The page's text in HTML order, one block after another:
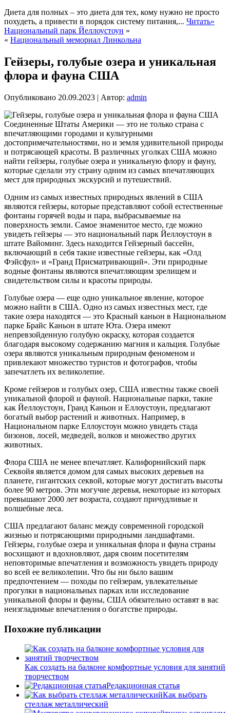
Диета для полных – это диета для тех, кому нужно не просто
похудеть, а привести в порядок систему питания,... Читать»
Национальный парк Йеллоустоун »
« Национальный мемориал Линкольна
Гейзеры, голубые озера и уникальная
флора и фауна США
Опубликовано 20.09.2023 | Автор: admin
Соединенные Штаты Америки — это не только страна с
впечатляющими городами и культурными
достопримечательностями, но и земля удивительной природы
и потрясающей красоты. В различных уголках США можно
найти гейзеры, голубые озера и уникальную флору и фауну,
которые сделали эту страну одним из самых впечатляющих
мест для природных экскурсий и путешествий.
Одним из самых известных природных явлений в США
являются гейзеры, которые представляют собой естественные
фонтаны горячей воды и пара, выбрасываемые на
поверхность земли. Самое знаменитое место, где можно
увидеть гейзеры — это национальный парк Йеллоустоун в
штате Вайоминг. Здесь находится Гейзерный бассейн,
включающий в себя такие известные гейзеры, как «Олд
Фэйсфул» и «Гранд Присматривающий». Эти природные
водные фонтаны являются впечатляющим зрелищем и
свидетельством силы и красоты природы.
Голубые озера — еще одно уникальное явление, которое
можно найти в США. Одно из самых известных мест, где
такие озера находятся — это Красный каньон в Национальном
парке Брайс Каньон в штате Юта. Озера имеют
непревзойденную голубую окраску, которая создается
благодаря высокому содержанию магния и кальция. Голубые
озера являются уникальным природным феноменом и
привлекают множество туристов и фотографов, чтобы
запечатлеть их великолепие.
Кроме гейзеров и голубых озер, США известны также своей
уникальной флорой и фауной. Национальные парки, такие
как Йеллоустоун, Гранд Каньон и Еллоустоун, предлагают
богатый выбор растений и животных. Например, в
Национальном парке Еллоустоун можно увидеть стада
бизонов, лосей, медведей, волков и множество других
животных.
Флора США не менее впечатляет. Калифорнийский парк
Секвойя является домом для самых высоких деревьев на
планете, гигантских секвой, которые могут достигать высоты
более 90 метров. Эти могучие деревья, некоторые из которых
превышают 2000 лет возраста, создают причудливые и
волшебные леса.
США предлагают баланс между современной городской
жизнью и потрясающими природными ландшафтами.
Гейзеры, голубые озера и уникальная флора и фауна страны
восхищают и вдохновляют, даря своим посетителям
неповторимые впечатления и возможность увидеть природу
во всей ее великолепии. Что бы ни было вашим
предпочтением — походы по гейзерам, увлекательные
прогулки в национальных парках или исследование
уникальной флоры и фауны, США обязательно оставят в вас
неизгладимые впечатления о богатстве природы.
Похожие публикации
Как создать на балконе комфортные условия для занятий
творчеством
Редакционная статья
Как выбрать
стеллаж металлический